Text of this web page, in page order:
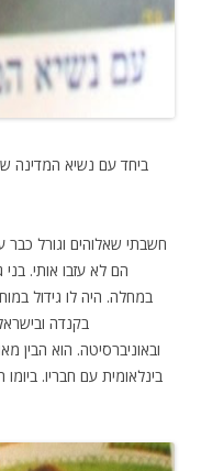
ביחד עם נשיא המדינה
חשבתי שאלוהים וגורל כבר
במחלה. היה לו גידול
בקנדה
ובאוניברסיטה. הוא הבין
בינלאומית עם חבריו. ביומו